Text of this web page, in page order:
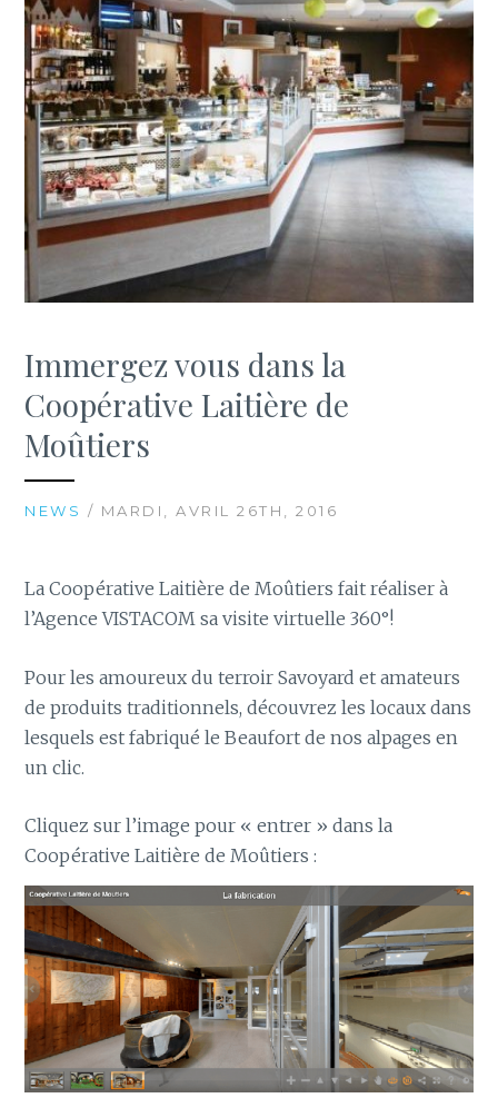
Immergez vous dans la
Coopérative Laitière de
Moûtiers
NEWS / MARDI, AVRIL 26TH, 2016
La Coopérative Laitière de Moûtiers fait réaliser à
l’Agence VISTACOM sa visite virtuelle 360°!
Pour les amoureux du terroir Savoyard et amateurs
de produits traditionnels, découvrez les locaux dans
lesquels est fabriqué le Beaufort de nos alpages en
un clic.
Cliquez sur l’image pour « entrer » dans la
Coopérative Laitière de Moûtiers :